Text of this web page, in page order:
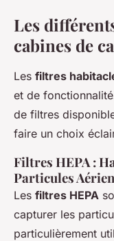
Les
cabines de
Les filtres
et de
de filtres
faire un choix
Filtres HEPA :
Particules
Les filtres HEPA
capturer les
particulièrement